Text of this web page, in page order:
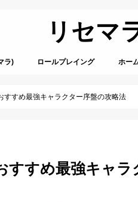
リセマ
ラ) ロールプレイング ホー
すめ最強キャラクター序盤の攻略法
すめ最強キャラ